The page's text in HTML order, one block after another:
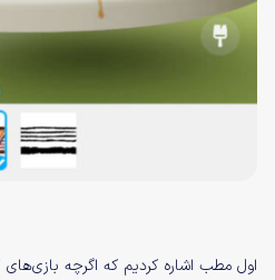
اول مطب اشاره کردیم که اگرچه بازی‌های